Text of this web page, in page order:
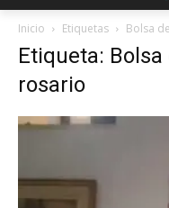
Inicio Etiquetas Bolsa
Etiqueta:
rosario